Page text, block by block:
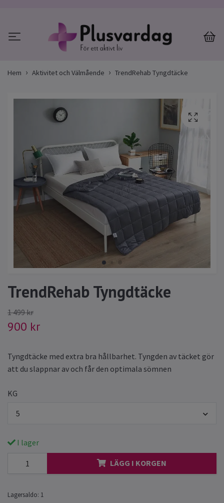
Hem Aktivitet och Välmående TrendRehab Tyngdtäcke
TrendRehab Tyngdtäcke
1 499 kr
900 kr
Tyngdtäcke med extra bra hållbarhet. Tyngden av täcket gör
att du slappnar av och får den optimala sömnen
KG
5
I lager
LÄGG I KORGEN
Lagersaldo: 1